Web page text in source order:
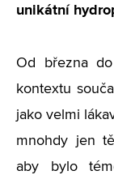
unikátní
Od března
kontextu
jako velmi
mnohdy jen
aby bylo